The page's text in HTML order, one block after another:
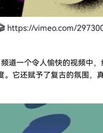
https://vimeo.com/
道一个令人愉快的视频中
。它还赋予了复古的氛围，